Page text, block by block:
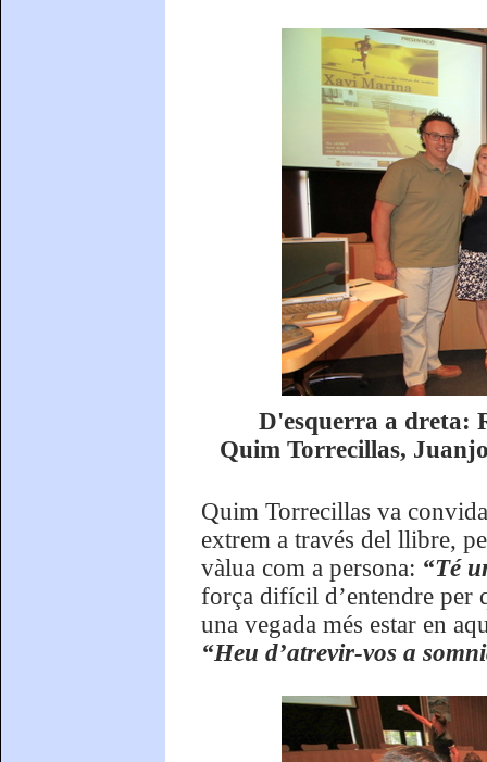
D'esquerra a dreta:
Quim Torrecillas,
Quim Torrecillas va
extrem a través del llibre,
vàlua com a persona: “Té
força difícil d’entendre per
una vegada més estar en
“Heu d’atrevir-vos a